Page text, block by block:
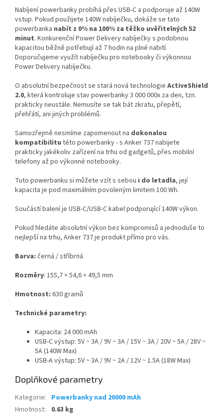
Nabíjení powerbanky probíhá přes USB-C a podporuje až 140W
vstup. Pokud použijete 140W nabíječku, dokáže se tato
powerbanka nabít z 0% na 100% za těžko uvěřitelných 52
minut. Konkurenční Power Delivery nabíječky s podobnou
kapacitou běžně potřebují až 7 hodin na plné nabití.
Doporučujeme využít nabíječku pro notebooky či výkonnou
Power Delivery nabíječku.
O absolutní bezpečnost se stará nová technologie ActiveShield
2.0, která kontroluje stav powerbanky 3 000 000x za den, tzn.
prakticky neustále. Nemusíte se tak bát zkratu, přepětí,
přehřátí, ani jiných problémů.
Samozřejmě nesmíme zapomenout na dokonalou
kompatibilitu této powerbanky - s Anker 737 nabijete
prakticky jakékoliv zařízení na trhu od gadgetů, přes mobilní
telefony až po výkonné notebooky.
Tuto powerbanku si můžete vzít s sebou i do letadla, její
kapacita je pod maximálním povoleným limitem 100 Wh.
Součástí balení je USB-C/USB-C kabel podporující 140W výkon.
Pokud hledáte absolutní výkon bez kompromisů a jednoduše to
nejlepší na trhu, Anker 737 je produkt přímo pro vás.
Barva: černá / stříbrná
Rozměry: 155,7 × 54,6 × 49,5 mm
Hmotnost: 630 gramů
Technické parametry:
Kapacita: 24 000 mAh
USB-C výstup: 5V ~ 3A / 9V ~ 3A / 15V ~ 3A / 20V ~ 5A / 28V ~
5A (140W Max)
USB-A výstup: 5V ~ 3A / 9V ~ 2A / 12V ~ 1.5A (18W Max)
Doplňkové parametry
Kategorie: Powerbanky nad 20000 mAh
Hmotnost: 0.63 kg